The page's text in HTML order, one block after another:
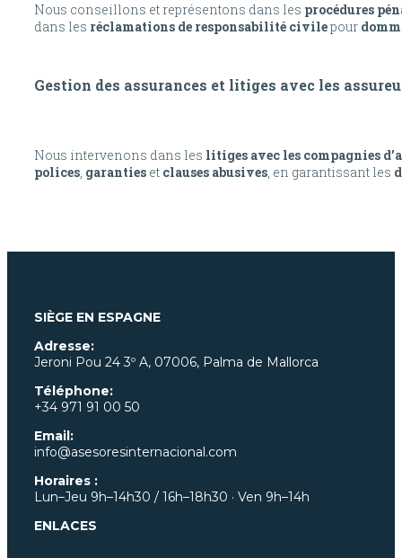
Nous conseillons et représentons dans les procédures
dans les réclamations de responsabilité civilepour
Gestion des assurances et litiges avec les
Nous intervenons dans les litiges avec les compagnies
polices, garanties et clauses abusives, en garantissant les
SIÈGE EN ESPAGNE
Adresse:
Jeroni Pou 24 3º A, 07006, Palma de Mallorca
Téléphone:
+34 971 91 00 50
Email:
info@asesoresinternacional.com
Horaires :
Lun–Jeu 9h–14h30 / 16h–18h30 · Ven 9h–14h
ENLACES